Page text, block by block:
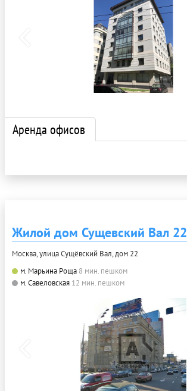
Аренда офисов
Жилой дом Сущевский Вал 22
Москва, улица Сущёвский Вал, дом 22
м. Марьина Роща 8 мин. пешком
м. Савеловская 12 мин. пешком